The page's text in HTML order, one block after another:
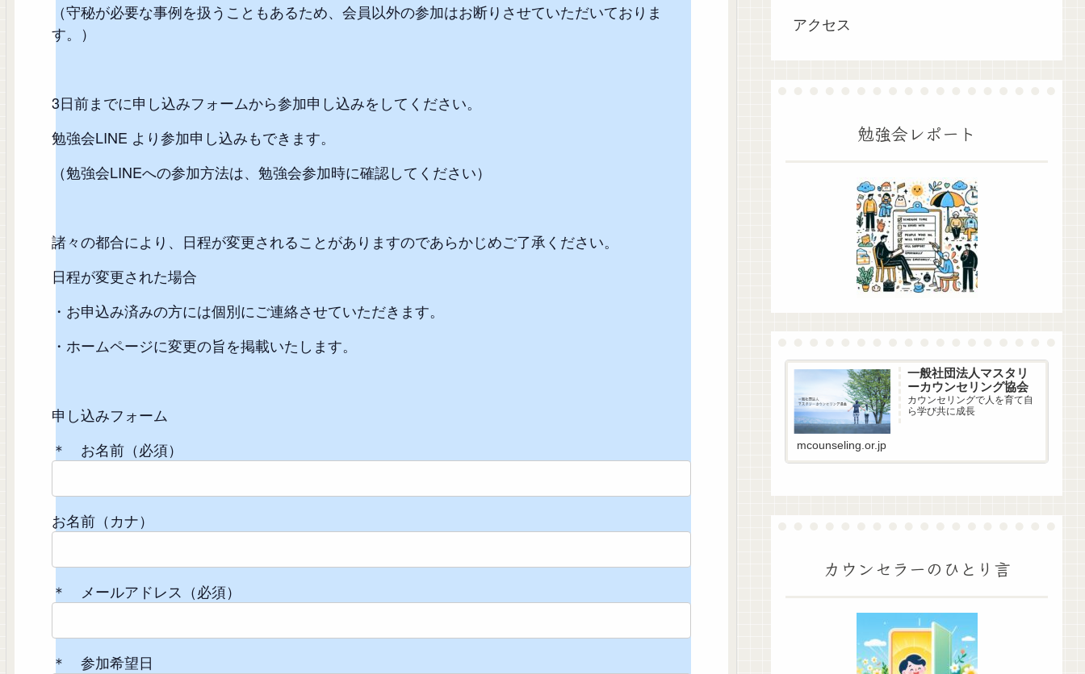
（守秘が必要な事例を扱うこともあるため、会員以外の参加はお断りさせていただいておりま
す。）
3日前までに申し込みフォームから参加申し込みをしてください。
勉強会LINE より参加申し込みもできます。
（勉強会LINEへの参加方法は、勉強会参加時に確認してください）
諸々の都合により、日程が変更されることがありますのであらかじめご了承ください。
日程が変更された場合
・お申込み済みの方には個別にご連絡させていただきます。
・ホームページに変更の旨を掲載いたします。
申し込みフォーム
＊ お名前（必須）
お名前（カナ）
＊ メールアドレス（必須）
＊ 参加希望日
アクセス
勉強会レポート
一般社団法人マスタリ
ーカウンセリング協会
カウンセリングで人を育て自
ら学び共に成長
mcounseling.or.jp
カウンセラーのひとり言